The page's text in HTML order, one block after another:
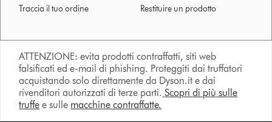
Traccia il tuo ordine Restituire un prodotto
ATTENZIONE: evita prodotti contraffatti, siti web
falsificati ed e-mail di phishing. Proteggiti dai truffatori
acquistando solo direttamente da Dyson.it e dai
rivenditori autorizzati di terze parti. Scopri di più sulle
truffe e sulle macchine contraffatte.